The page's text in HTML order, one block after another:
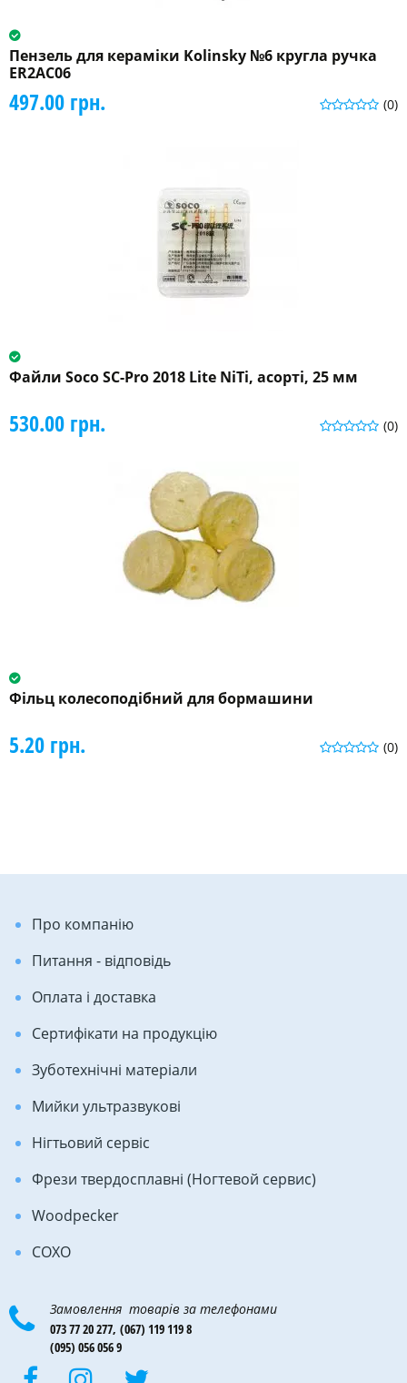
Пензель для кераміки Kolinsky №6 кругла ручка
ER2AC06
(0)
497.00 грн.
Файли Soco SC-Pro 2018 Lite NiTi, асорті, 25 мм
(0)
530.00 грн.
Фільц колесоподібний для бормашини
(0)
5.20 грн.
Про компанію
Питання - відповідь
Оплата і доставка
Сертифікати на продукцію
Зуботехнічні матеріали
Мийки ультразвукові
Нігтьовий сервіс
Фрези твердосплавні (Ногтевой сервис)
Woodpecker
COXO
Замовлення товарів за телефонами
073 77 20 277, (067) 119 119 8
(095) 056 056 9